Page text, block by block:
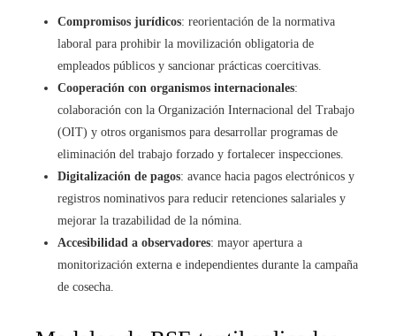
Compromisos jurídicos: reorientación de la normativa
laboral para prohibir la movilización obligatoria de
empleados públicos y sancionar prácticas coercitivas.
Cooperación con organismos internacionales:
colaboración con la Organización Internacional del Trabajo
(OIT) y otros organismos para desarrollar programas de
eliminación del trabajo forzado y fortalecer inspecciones.
Digitalización de pagos: avance hacia pagos electrónicos y
registros nominativos para reducir retenciones salariales y
mejorar la trazabilidad de la nómina.
Accesibilidad a observadores: mayor apertura a
monitorización externa e independientes durante la campaña
de cosecha.